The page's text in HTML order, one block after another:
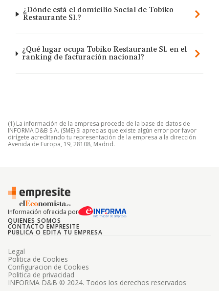
¿Dónde está el domicilio Social de Tobiko
Restaurante Sl.?
¿Qué lugar ocupa Tobiko Restaurante Sl. en el
ranking de facturación nacional?
(1) La información de la empresa procede de la base de datos de
INFORMA D&B S.A. (SME) Si aprecias que existe algún error por favor
dirígete acreditando tu representación de la empresa a la dirección
Avenida de Europa, 19, 28108, Madrid.
Información ofrecida por
QUIENES SOMOS
CONTACTO EMPRESITE
PUBLICA O EDITA TU EMPRESA
INFORMA D&B © 2024. Todos los derechos reservados
Legal
Politica de Cookies
Configuracion de Cookies
Politica de privacidad